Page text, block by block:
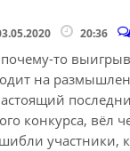
20:36
то
на
конкурса, вёл
участники,